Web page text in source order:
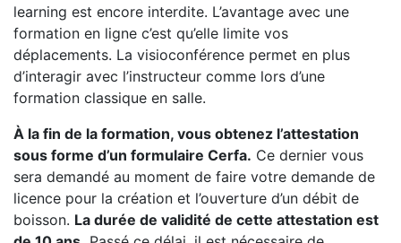
learning est encore interdite. L’avantage avec une
formation en ligne c’est qu’elle limite vos
déplacements. La visioconférence permet en plus
d’interagir avec l’instructeur comme lors d’une
formation classique en salle.
À la fin de la formation, vous obtenez l’attestation
sous forme d’un formulaire Cerfa. Ce dernier vous
sera demandé au moment de faire votre demande de
licence pour la création et l’ouverture d’un débit de
boisson. La durée de validité de cette attestation est